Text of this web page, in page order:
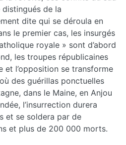
de la
dite qui se déroula en
le premier cas, les insurgés
royale » sont d’abord
les troupes républicaines
et l’opposition se transforme
des guérillas ponctuelles
dans le Maine, en Anjou
l’insurrection durera
et se soldera par de
et plus de 200 000 morts.